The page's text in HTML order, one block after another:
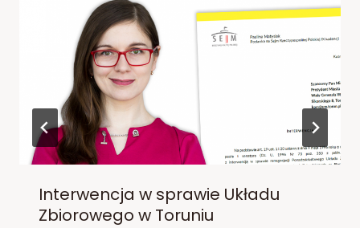
Interwencja w sprawie Układu
Zbiorowego w Toruniu